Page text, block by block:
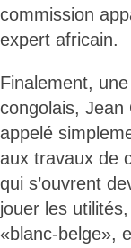
commission
expert africain.
Finalement,
congolais,
appelé
aux travaux de
qui s’ouvrent
jouer les
«blanc-belge»,